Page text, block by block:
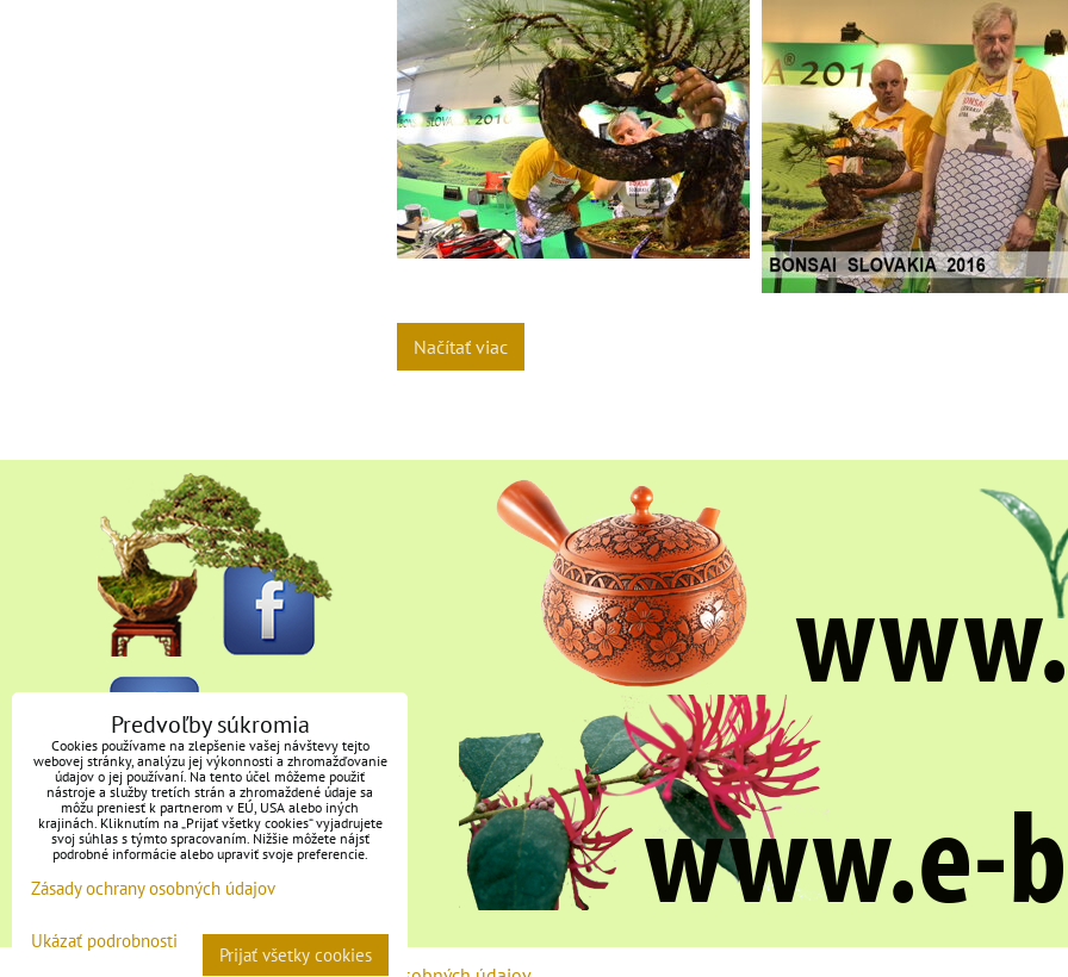
Načítať viac
Predvoľby súkromia
Cookies používame na zlepšenie vašej návštevy tejto
webovej stránky, analýzu jej výkonnosti a zhromažďovanie
údajov o jej používaní. Na tento účel môžeme použiť
nástroje a služby tretích strán a zhromaždené údaje sa
môžu preniesť k partnerom v EÚ, USA alebo iných
krajinách. Kliknutím na „Prijať všetky cookies“ vyjadrujete
svoj súhlas s týmto spracovaním. Nižšie môžete nájsť
podrobné informácie alebo upraviť svoje preferencie.
Zásady ochrany osobných údajov
Ukázať podrobnosti
Prijať všetky cookies